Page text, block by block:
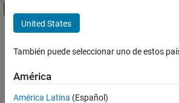
Contenido principal
FILTRADO POR
Quality Engineering
Web Applications and Services
United States
También puede seleccionar uno de estos
América
América Latina (Español)